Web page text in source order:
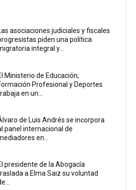
asociaciones judiciales y fiscales
piden una política
integral y...
Ministerio de Educación,
Profesional y Deportes
en un...
de Luis Andrés se incorpora
panel internacional de
en...
presidente de la Abogacía
a Elma Saiz su voluntad